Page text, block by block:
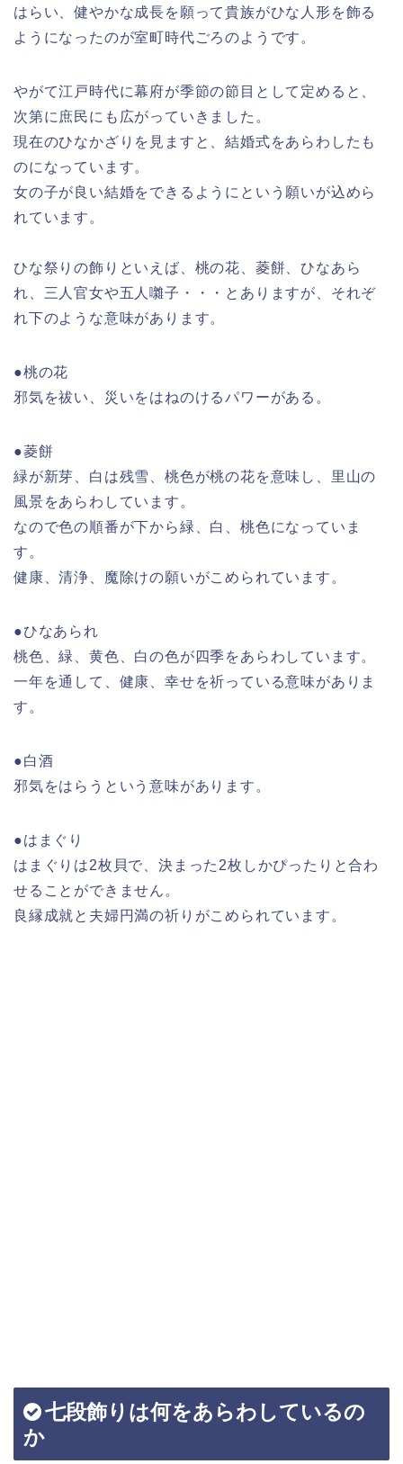
はらい、健やかな成長を願って貴族がひな人形を飾る
ようになったのが室町時代ごろのようです。
やがて江戸時代に幕府が季節の節目として定めると、
次第に庶民にも広がっていきました。
現在のひなかざりを見ますと、結婚式をあらわしたも
のになっています。
女の子が良い結婚をできるようにという願いが込めら
れています。
ひな祭りの飾りといえば、桃の花、菱餅、ひなあら
れ、三人官女や五人囃子・・・とありますが、それぞ
れ下のような意味があります。
●桃の花
邪気を祓い、災いをはねのけるパワーがある。
●菱餅
緑が新芽、白は残雪、桃色が桃の花を意味し、里山の
風景をあらわしています。
なので色の順番が下から緑、白、桃色になっていま
す。
健康、清浄、魔除けの願いがこめられています。
●ひなあられ
桃色、緑、黄色、白の色が四季をあらわしています。
一年を通して、健康、幸せを祈っている意味がありま
す。
●白酒
邪気をはらうという意味があります。
●はまぐり
はまぐりは2枚貝で、決まった2枚しかぴったりと合わ
せることができません。
良縁成就と夫婦円満の祈りがこめられています。
七段飾りは何をあらわしているの
か